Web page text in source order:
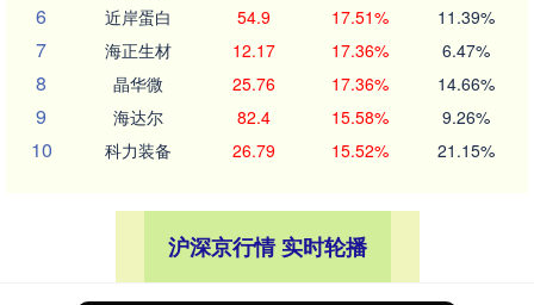
6 近岸蛋白 54.9 17.51% 11.39%
7 海正生材 12.17 17.36% 6.47%
8 晶华微 25.76 17.36% 14.66%
9 海达尔 82.4 15.58% 9.26%
10 科力装备 26.79 15.52% 21.15%
沪深京行情 实时轮播